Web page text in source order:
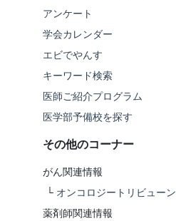
アンケート
学会カレンダー
エビでやんす
キーワード検索
医師ご紹介プログラム
医学部予備校を探す
その他のコーナー
がん関連情報
└ オンコロジートリビューン
薬剤師関連情報